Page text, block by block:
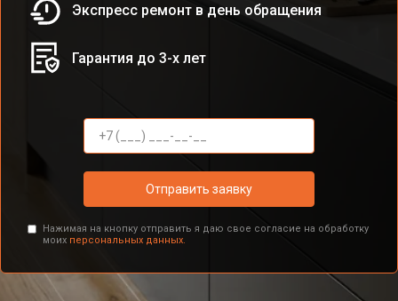
Экспресс ремонт в день обращения
Гарантия до 3-х лет
Отправить заявку
Нажимая на кнопку отправить я даю свое согласие на обработку
моих персональных данных.